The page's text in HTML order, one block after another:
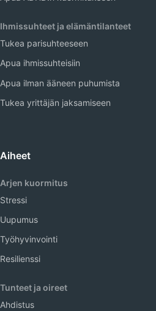
Ihmissuhteet ja elämäntilanteet
Tukea parisuhteeseen
Apua ihmissuhteisiin
Apua ilman ääneen puhumista
Tukea yrittäjän jaksamiseen
Aiheet
Arjen kuormitus
Stressi
Uupumus
Työhyvinvointi
Resilienssi
Tunteet ja oireet
Ahdistus